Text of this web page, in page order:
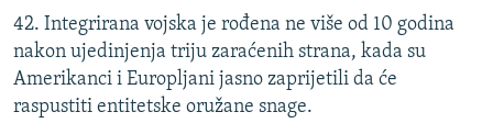
42. Integrirana vojska je rođena ne više od 10 godina
nakon ujedinjenja triju zaraćenih strana, kada su
Amerikanci i Europljani jasno zaprijetili da će
raspustiti entitetske oružane snage.